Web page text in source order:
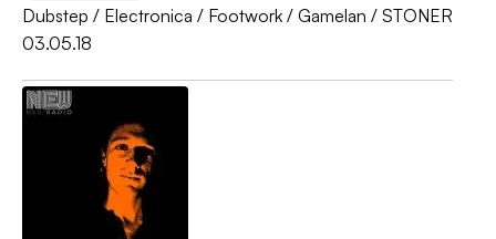
Dubstep / Electronica / Footwork / Gamelan / STONER
03.05.18